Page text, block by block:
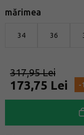
mărimea
34 36
173,75 Lei -
317,95 Lei